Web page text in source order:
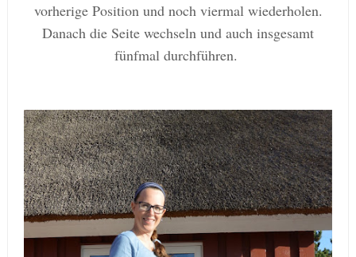
vorherige Position und noch viermal wiederholen.
Danach die Seite wechseln und auch insgesamt
fünfmal durchführen.